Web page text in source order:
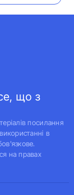
що з
посилання
в
на правах